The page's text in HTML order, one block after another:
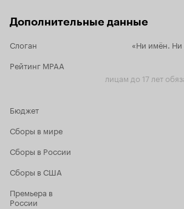
искусственности этой истории, которая
выглядит эффектно, но действует не
Дополнительные данные
Слоган
«Ни имён. Ни
Рейтинг MPAA
лицам до 17 лет
Бюджет
Сборы в мире
Сборы в России
Сборы в США
Премьера в
России